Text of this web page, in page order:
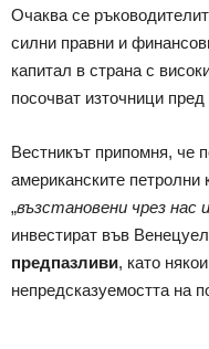
Очаква се
силни правни и
капитал в страна с
посочват източници пред
Вестникът припомня, че
американските
„възстановени чрез нас
инвестират във
предпазливи, като
непредсказуемостта на